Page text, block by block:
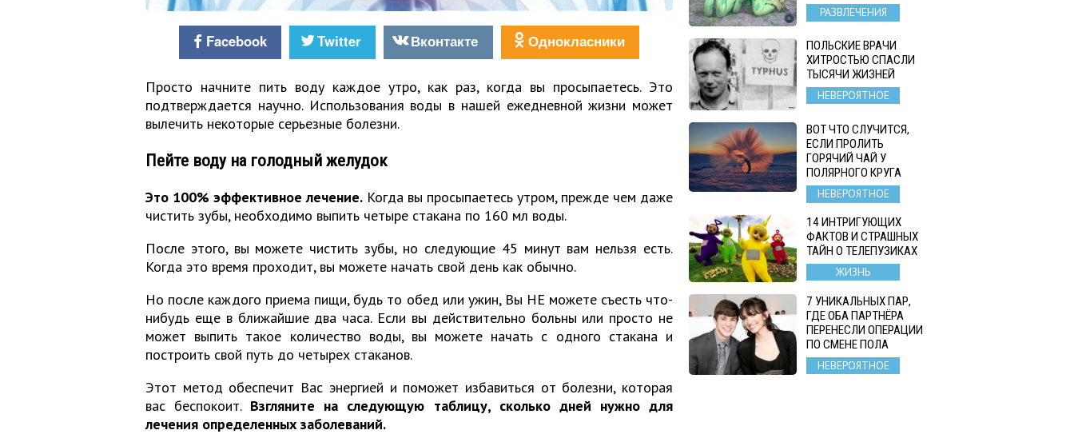
Facebook Twitter Вконтакте Однокласники
Просто начните пить воду каждое утро, как раз, когда вы просыпаетесь. Это
подтверждается научно. Использования воды в нашей ежедневной жизни может
вылечить некоторые серьезные болезни.
Пейте воду на голодный желудок
Это 100% эффективное лечение. Когда вы просыпаетесь утром, прежде чем даже
чистить зубы, необходимо выпить четыре стакана по 160 мл воды.
После этого, вы можете чистить зубы, но следующие 45 минут вам нельзя есть.
Когда это время проходит, вы можете начать свой день как обычно.
Но после каждого приема пищи, будь то обед или ужин, Вы НЕ можете съесть что-
нибудь еще в ближайшие два часа. Если вы действительно больны или просто не
может выпить такое количество воды, вы можете начать с одного стакана и
построить свой путь до четырех стаканов.
Этот метод обеспечит Вас энергией и поможет избавиться от болезни, которая
вас беспокоит. Взгляните на следующую таблицу, сколько дней нужно для
лечения определенных заболеваний.
РАЗВЛЕЧЕНИЯ
ПОЛЬСКИЕ ВРАЧИ
ХИТРОСТЬЮ СПАСЛИ
ТЫСЯЧИ ЖИЗНЕЙ
НЕВЕРОЯТНОЕ
ВОТ ЧТО СЛУЧИТСЯ,
ЕСЛИ ПРОЛИТЬ
ГОРЯЧИЙ ЧАЙ У
ПОЛЯРНОГО КРУГА
НЕВЕРОЯТНОЕ
14 ИНТРИГУЮЩИХ
ФАКТОВ И СТРАШНЫХ
ТАЙН О ТЕЛЕПУЗИКАХ
ЖИЗНЬ
7 УНИКАЛЬНЫХ ПАР,
ГДЕ ОБА ПАРТНЁРА
ПЕРЕНЕСЛИ ОПЕРАЦИИ
ПО СМЕНЕ ПОЛА
НЕВЕРОЯТНОЕ